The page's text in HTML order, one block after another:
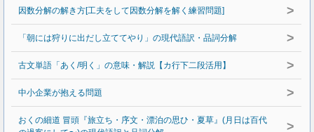
因数分解の解き方[工夫をして因数分解を解く練習問題] >
「朝には狩りに出だし立ててやり」の現代語訳・品詞分解 >
古文単語「あく/明く」の意味・解説【カ行下二段活用】 >
中小企業が抱える問題 >
おくの細道 冒頭『旅立ち・序文・漂泊の思ひ・夏草』(月日は百代
>